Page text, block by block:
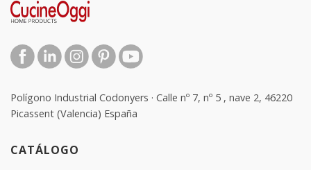
Polígono Industrial Codonyers · Calle nº 7, nº 5 , nave 2, 46220
Picassent (Valencia) España
CATÁLOGO